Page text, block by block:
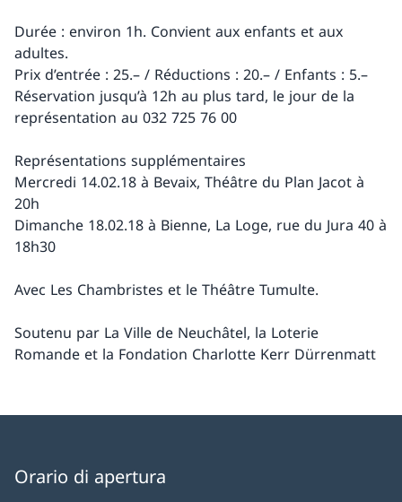
Durée : environ 1h. Convient aux enfants et aux
adultes.
Prix d’entrée : 25.– / Réductions : 20.– / Enfants : 5.–
Réservation jusqu’à 12h au plus tard, le jour de la
représentation au 032 725 76 00
Représentations supplémentaires
Mercredi 14.02.18 à Bevaix, Théâtre du Plan Jacot à
20h
Dimanche 18.02.18 à Bienne, La Loge, rue du Jura 40 à
18h30
Avec Les Chambristes et le Théâtre Tumulte.
Soutenu par La Ville de Neuchâtel, la Loterie
Romande et la Fondation Charlotte Kerr Dürrenmatt
Orario di apertura